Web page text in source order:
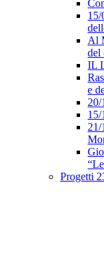
15/
Al
del
IL
e
20/
15/
Progetti